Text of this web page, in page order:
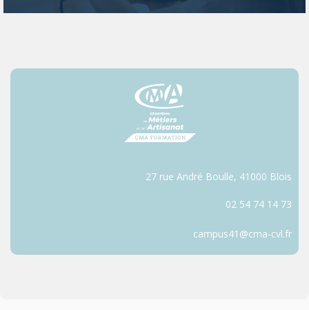
27 rue André Boulle, 41000 Blois
02 54 74 14 73
campus41@cma-cvl.fr